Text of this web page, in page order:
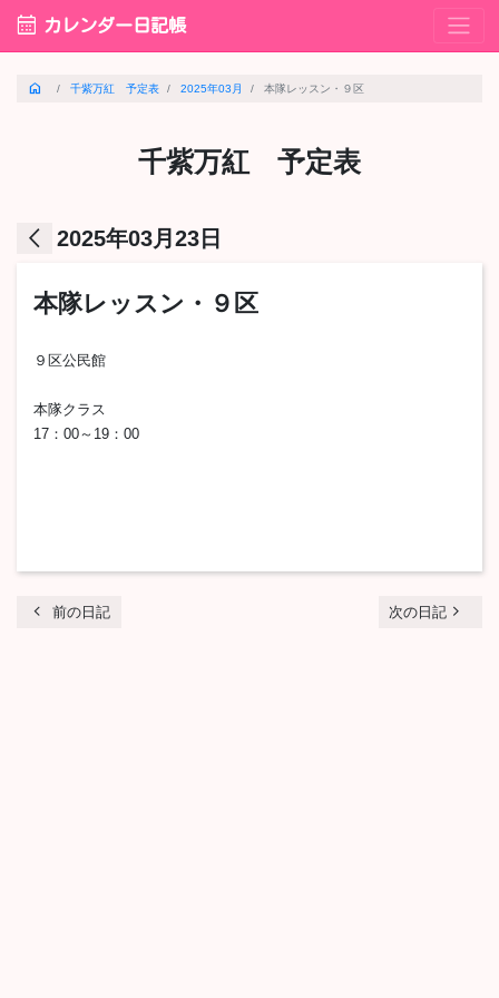
calendar_month カレンダー日記帳
home 千紫万紅 予定表 2025年03月 本隊レッスン・９区
千紫万紅 予定表
arrow_back_ios 2025年03月23日
本隊レッスン・９区
９区公民館
本隊クラス
17：00～19：00
chevron_left 前の日記 次の日記 navigate_next